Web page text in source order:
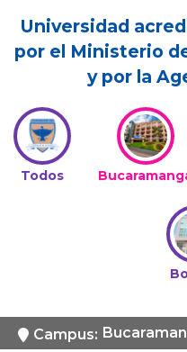
Universidad
por el Ministerio
y por la
Todos
Campus: